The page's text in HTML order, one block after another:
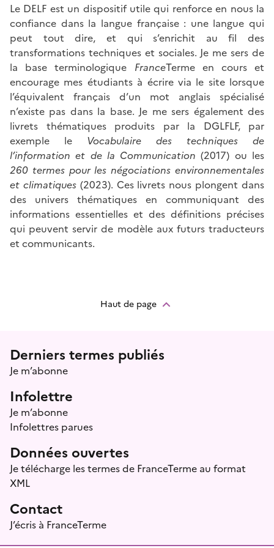
Le DELF est un dispositif utile qui renforce en nous la
confiance dans la langue française : une langue qui
peut tout dire, et qui s’enrichit au fil des
transformations techniques et sociales. Je me sers de
la base terminologique FranceTerme en cours et
encourage mes étudiants à écrire via le site lorsque
l’équivalent français d’un mot anglais spécialisé
n’existe pas dans la base. Je me sers également des
livrets thématiques produits par la DGLFLF, par
exemple le Vocabulaire des techniques de
l’information et de la Communication (2017) ou les
260 termes pour les négociations environnementales
et climatiques (2023). Ces livrets nous plongent dans
des univers thématiques en communiquant des
informations essentielles et des définitions précises
qui peuvent servir de modèle aux futurs traducteurs
et communicants.
Haut de page
Menu prefooter
Derniers termes publiés
Je m’abonne
Infolettre
Je m’abonne
Infolettres parues
Données ouvertes
Je télécharge les termes de FranceTerme au format
XML
Contact
J’écris à FranceTerme